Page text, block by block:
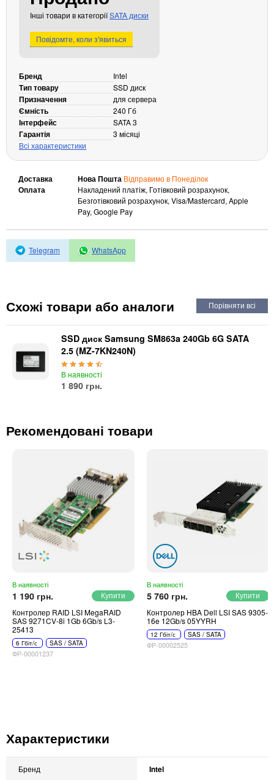
Кабелі та роз'єми
Аксесуари
Павербанки
Кабелі, роз'єми, перехідники
Аксесуари для ноутбуків
Акумулятори
Зовнішні блоки живлення
Монітори
Клавіатури, миші, комплекти
Відеоспостереження
Автономне живлення
Акумулятори для ДБЖ
Інші товари в категоріїSATA диски
Повідомте, коли з'явиться
Бренд Intel
Тип товару SSD диск
Призначення для сервера
Ємність 240 Гб
Інтерфейс SATA 3
Гарантія
3 місяці
Всі характеристики
Доставка Нова Пошта Відправимо в Понеділок
Оплата
Накладений платіж, Готівковий розрахунок,
Безготівковий розрахунок, Visa/Mastercard, Apple
Pay, Google Pay
Telegram WhatsApp
Схожі товари або аналоги
SSD диск Samsung SM863a 240Gb 6G SATA
2.5 (MZ-7KN240N)
В наявності
1 890 грн.
Рекомендовані товари
В наявності
1 190 грн.
Контролер RAID LSI MegaRAID
SAS 9271CV-8i 1Gb 6Gb/s L3-
25413
6 Гбіт/с SAS / SATA
ФР-00001237
В наявності
5 760 грн.
Контролер HBA Dell LSI SAS 9305-
16e 12Gb/s 05YYRH
12 Гбіт/с SAS / SATA
ФР-00002525
Характеристики
Бренд Intel